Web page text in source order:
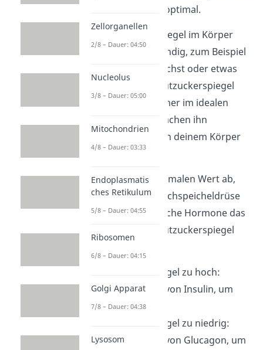
pro 100ml Blut ist optimal.
Dein Blutzuckerspiegel im Körper
schwankt aber ständig, zum Beispiel
wenn du Sport machst oder etwas
isst. Damit dein Blutzuckerspiegel
aber trotzdem immer im idealen
Bereich ist, überwachen ihn
bestimmte Zellen in deinem Körper
ständig.
Weicht er vom optimalen Wert ab,
schüttet deine Bauchspeicheldrüse
Hormoneaus. Welche Hormone das
sind, hängt von Blutzuckerspiegel
Blutzuckerspiegel zu hoch:
Ausschüttung von Insulin, um
ihn zu senken.
Blutzuckerspiegel zu niedrig:
Ausschüttung von Glucagon, um
Zellorganellen
2/8 – Dauer: 04:50
Nucleolus
3/8 – Dauer: 05:00
Mitochondrien
4/8 – Dauer: 03:33
Endoplasmatis
ches Retikulum
5/8 – Dauer: 04:55
Ribosomen
6/8 – Dauer: 04:15
Golgi Apparat
7/8 – Dauer: 04:38
Lysosom